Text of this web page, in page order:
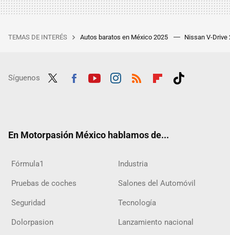
TEMAS DE INTERÉS Autos baratos en México 2025 Nissan V-Drive
Síguenos
En Motorpasión México hablamos de...
Fórmula1 Industria
Pruebas de coches Salones del Automóvil
Seguridad Tecnología
Dolorpasion Lanzamiento nacional